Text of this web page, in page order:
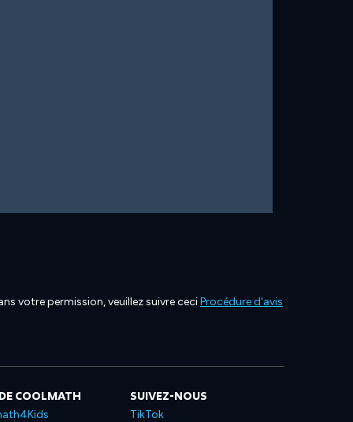
votre permission, veuillez suivre ceciProcédure d'avis
COOLMATH SUIVEZ-NOUS
TikTok